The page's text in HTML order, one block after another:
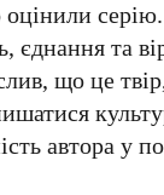
оцінили
єднання та
що це
автора у